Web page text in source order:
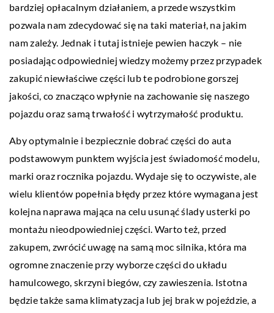
bardziej opłacalnym działaniem, a przede wszystkim
pozwala nam zdecydować się na taki materiał, na jakim
nam zależy. Jednak i tutaj istnieje pewien haczyk – nie
posiadając odpowiedniej wiedzy możemy przez przypadek
zakupić niewłaściwe części lub te podrobione gorszej
jakości, co znacząco wpłynie na zachowanie się naszego
pojazdu oraz samą trwałość i wytrzymałość produktu.
Aby optymalnie i bezpiecznie dobrać części do auta
podstawowym punktem wyjścia jest świadomość modelu,
marki oraz rocznika pojazdu. Wydaje się to oczywiste, ale
wielu klientów popełnia błędy przez które wymagana jest
kolejna naprawa mająca na celu usunąć ślady usterki po
montażu nieodpowiedniej części. Warto też, przed
zakupem, zwrócić uwagę na samą moc silnika, która ma
ogromne znaczenie przy wyborze części do układu
hamulcowego, skrzyni biegów, czy zawieszenia. Istotna
będzie także sama klimatyzacja lub jej brak w pojeździe, a